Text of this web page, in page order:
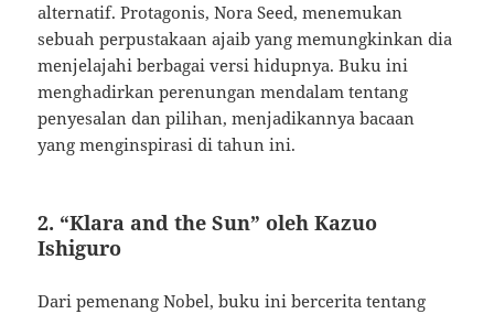
alternatif. Protagonis, Nora Seed, menemukan
sebuah perpustakaan ajaib yang memungkinkan dia
menjelajahi berbagai versi hidupnya. Buku ini
menghadirkan perenungan mendalam tentang
penyesalan dan pilihan, menjadikannya bacaan
yang menginspirasi di tahun ini.
2. “Klara and the Sun” oleh Kazuo
Ishiguro
Dari pemenang Nobel, buku ini bercerita tentang